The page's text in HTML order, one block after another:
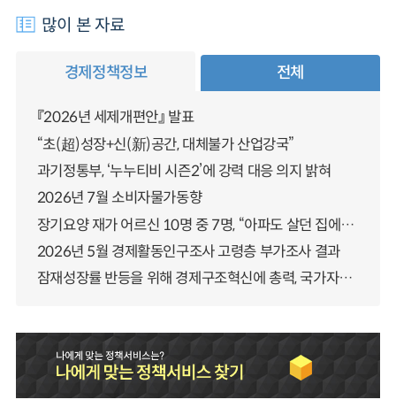
많이 본 자료
경제정책정보 전체
『2026년 세제개편안』 발표
“초(超)성장+신(新)공간, 대체불가 산업강국”
과기정통부, ‘누누티비 시즌2’에 강력 대응 의지 밝혀
2026년 7월 소비자물가동향
장기요양 재가 어르신 10명 중 7명, “아파도 살던 집에서 살겠다” 「2025년 장기요양실태조사」 결과 발표
2026년 5월 경제활동인구조사 고령층 부가조사 결과
잠재성장률 반등을 위해 경제구조혁신에 총력, 국가자산 관리체계 대전환